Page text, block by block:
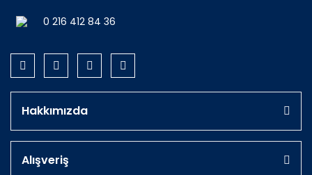
0 216 412 84 36
Hakkımızda
Alışveriş